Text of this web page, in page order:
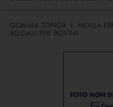
GOMMA TONDA + MOLLA
ALLGAU PER BOVINI